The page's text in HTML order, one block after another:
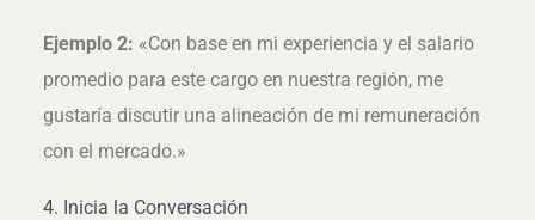
Ejemplo 2: «Con base en mi experiencia y el salario
promedio para este cargo en nuestra región, me
gustaría discutir una alineación de mi remuneración
con el mercado.»
4. Inicia la Conversación